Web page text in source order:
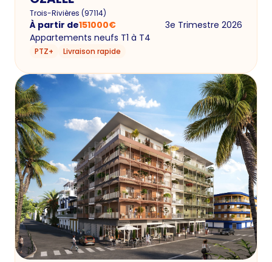
Trois-Rivières (97114)
À partir de151000€
3e Trimestre 2026
Appartements neufs T1 à T4
PTZ+ Livraison rapide